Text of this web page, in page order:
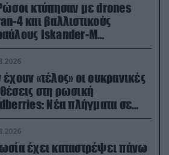
κτύπησαν με drones
4 και βαλλιστικούς
Iskander-M
τρένο με στρατιωτικό
«τέλος» οι ουκρανικές
στη ρωσική
Νέα πλήγματα σε
στα Ουράλια
έχει καταστρέψει πάνω